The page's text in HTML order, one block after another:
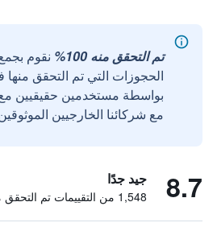
تم التحقق منه 100%
نقوم
الحجوزات التي تم التحقق منها
مع شركائنا الخارجيين
8.7 جيد جدًا
1,548 من التقييمات تم التحقق منها